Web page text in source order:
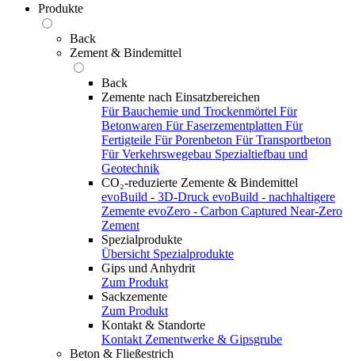
Produkte
Back
Zement & Bindemittel
Back
Zemente nach Einsatzbereichen
Für Bauchemie und Trockenmörtel Für
Betonwaren Für Faserzementplatten Für
Fertigteile Für Porenbeton Für Transportbeton
Für Verkehrswegebau Spezialtiefbau und
Geotechnik
CO₂-reduzierte Zemente & Bindemittel
evoBuild - 3D-Druck evoBuild - nachhaltigere
Zemente evoZero - Carbon Captured Near-Zero
Zement
Spezialprodukte
Übersicht Spezialprodukte
Gips und Anhydrit
Zum Produkt
Sackzemente
Zum Produkt
Kontakt & Standorte
Kontakt Zementwerke & Gipsgrube
Beton & Fließestrich